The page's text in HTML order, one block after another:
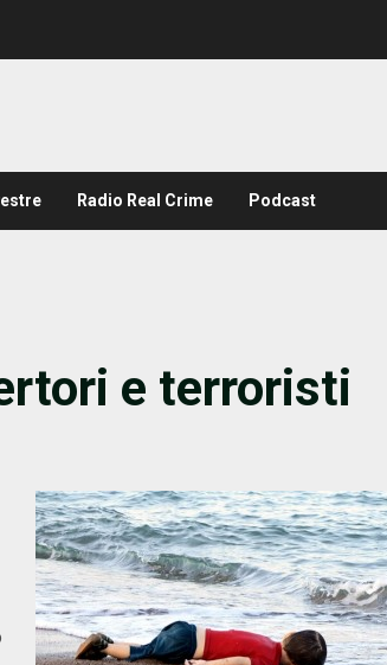
Radio Real Crime Podcast
e terroristi